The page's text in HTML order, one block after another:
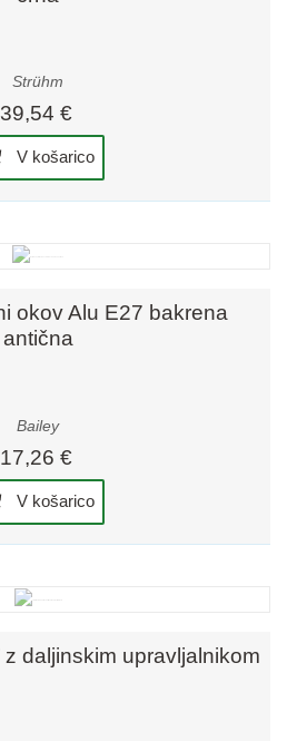
Strühm
39,54 €
V košarico
okov Alu E27 bakrena
antična
Bailey
17,26 €
V košarico
daljinskim upravljalnikom